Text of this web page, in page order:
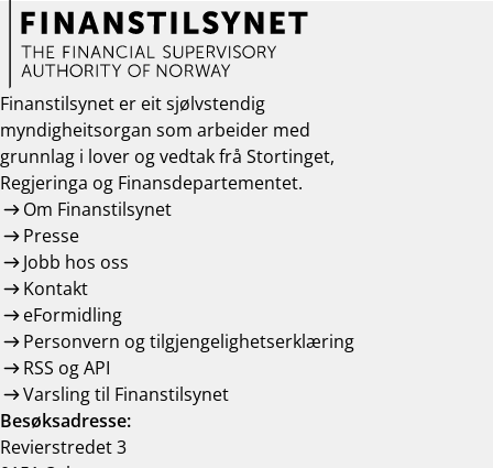
Finanstilsynet er eit sjølvstendig
myndigheitsorgan som arbeider med
grunnlag i lover og vedtak frå Stortinget,
Regjeringa og Finansdepartementet.
Om Finanstilsynet
Presse
Jobb hos oss
Kontakt
eFormidling
Personvern og tilgjengelighetserklæring
RSS og API
Varsling til Finanstilsynet
Besøksadresse:
Revierstredet 3